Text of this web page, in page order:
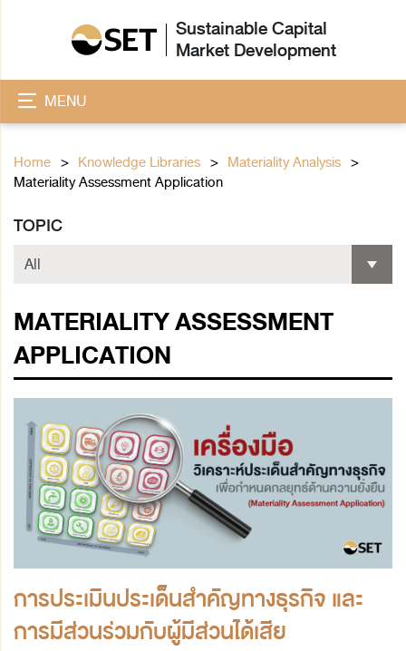
Sustainable Capital
Market Development
MENU
Home Knowledge Libraries
Materiality Analysis
Materiality Assessment Application
TOPIC
MATERIALITY ASSESSMENT
APPLICATION
การประเมินประเด็นสำคัญทางธุรกิจ และ
การมีส่วนร่วมกับผู้มีส่วนได้เสีย